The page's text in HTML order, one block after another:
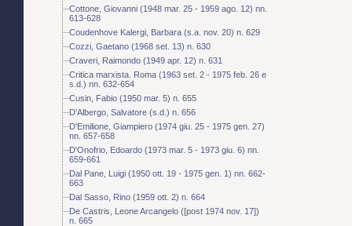
Cottone, Giovanni (1948 mar. 25 - 1959 ago. 12) nn.
613-628
Coudenhove Kalergi, Barbara (s.a. nov. 20) n. 629
Cozzi, Gaetano (1968 set. 13) n. 630
Craveri, Raimondo (1949 apr. 12) n. 631
Critica marxista. Roma (1963 set. 2 - 1975 feb. 26 e
s.d.) nn. 632-654
Cusin, Fabio (1950 mar. 5) n. 655
D'Albergo, Salvatore (s.d.) n. 656
D'Emilione, Giampiero (1974 giu. 25 - 1975 gen. 27)
nn. 657-658
D'Onofrio, Edoardo (1973 mar. 5 - 1973 giu. 6) nn.
659-661
Dal Pane, Luigi (1950 ott. 19 - 1975 gen. 1) nn. 662-
663
Dal Sasso, Rino (1959 ott. 2) n. 664
De Castris, Leone Arcangelo ([post 1974 nov. 17])
n. 665